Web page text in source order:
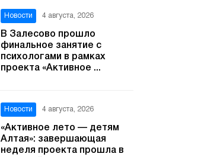
Новости 4 августа, 2026
В Залесово прошло
финальное занятие с
психологами в рамках
проекта «Активное ...
Новости 4 августа, 2026
«Активное лето — детям
Алтая»: завершающая
неделя проекта прошла в